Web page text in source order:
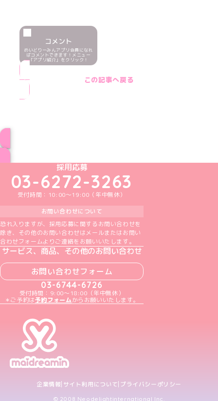
コメント
めいどりーみんアプリ会員になれ
ばコメントできます！メニュー
「アプリ紹介」をクリック！
この記事へ戻る
めいどりーみんTikTok公式アカウント
めいどりーみんX公式アカウント
めいどりーみんInstagram公式アカウント
めいどりーみんFacebook公式アカウン
めいどりーみんYouTube公式アカ
採用応募
03-6272-3263
受付時間：10:00～19:00（年中無休）
お問い合わせについて
恐れ入りますが、採用応募に関するお問い合わせを
除き、その他のお問い合わせはメールまたはお問い
合わせフォームよりご連絡をお願いいたします。
サービス、商品、その他のお問い合わせ
お問い合わせフォーム
03-6744-6726
受付時間：9:00～18:00（年中無休）
＊ご予約は予約フォームからお願いいたします。
企業情報 サイト利用について プライバシーポリシー
© 2008 Neodelightinternational Inc.